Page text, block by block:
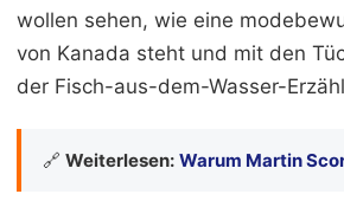
wollen sehen, wie eine
von Kanada steht und mit den
der Fisch-aus-dem-Wasser-
🔗 Weiterlesen: Warum Martin